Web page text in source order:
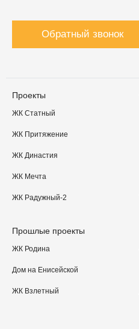
Обратный звонок
Проекты
ЖК Статный
ЖК Притяжение
ЖК Династия
ЖК Мечта
ЖК Радужный-2
Прошлые проекты
ЖК Родина
Дом на Енисейской
ЖК Взлетный